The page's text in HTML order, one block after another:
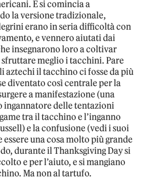
E si comincia a
la versione tradizionale,
erano in seria difficoltà con
e vennero aiutati dai
insegnarono loro a coltivar
sfruttare meglio i tacchini. Pare
aztechi il tacchino ci fosse da più
diventato così centrale per la
a manifestazione (una
ingannatore delle tentazioni
tra il tacchino e l’inganno
e la confusione (vedi i suoi
una cosa molto più grande
durante il Thanksgiving Day si
e per l’aiuto, e si mangiano
Ma non al tartufo.